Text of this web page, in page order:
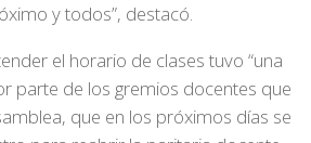
y todos”, destacó.
el horario de clases tuvo “una
parte de los gremios docentes que
que en los próximos días se